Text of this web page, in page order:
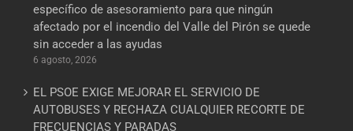
específico de asesoramiento para que ningún
afectado por el incendio del Valle del Pirón se quede
sin acceder a las ayudas
6 agosto, 2026
EL PSOE EXIGE MEJORAR EL SERVICIO DE
AUTOBUSES Y RECHAZA CUALQUIER RECORTE DE
FRECUENCIAS Y PARADAS